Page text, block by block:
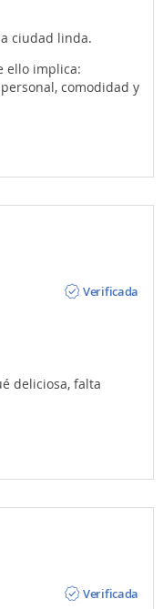
ciudad linda.
ello implica:
comodidad y
Verificada
deliciosa, falta
Verificada